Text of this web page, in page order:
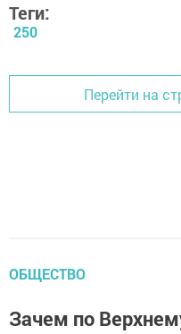
Теги:
250
Перейти на
ОБЩЕСТВО
Зачем по